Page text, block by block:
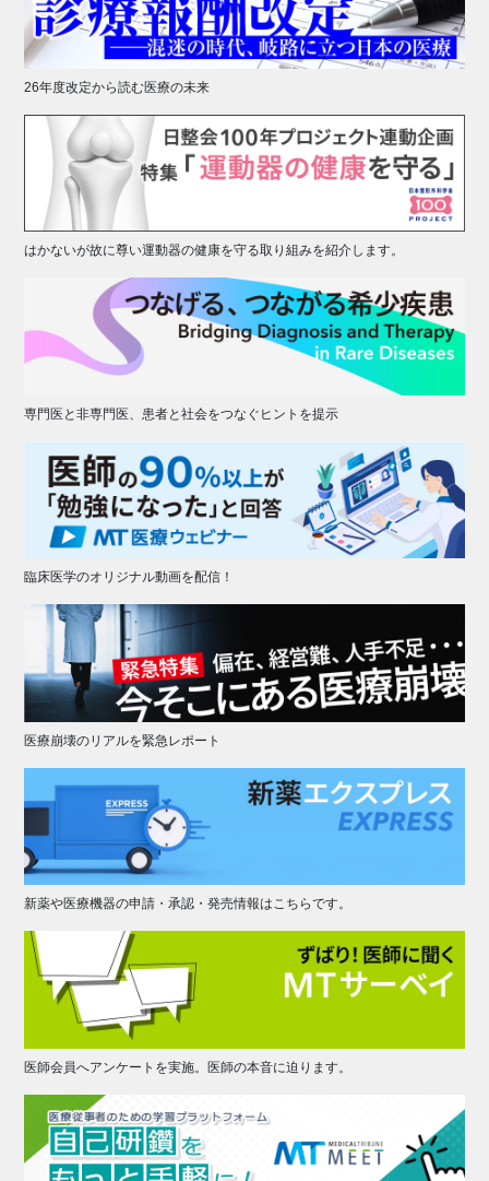
26年度改定から読む医療の未来
はかないが故に尊い運動器の健康を守る取り組みを紹介します。
専門医と非専門医、患者と社会をつなぐヒントを提示
臨床医学のオリジナル動画を配信！
医療崩壊のリアルを緊急レポート
新薬や医療機器の申請・承認・発売情報はこちらです。
医師会員へアンケートを実施。医師の本音に迫ります。